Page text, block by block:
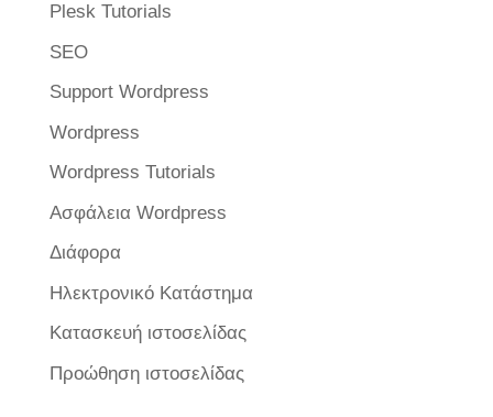
Plesk Tutorials
SEO
Support Wordpress
Wordpress
Wordpress Tutorials
Ασφάλεια Wordpress
Διάφορα
Ηλεκτρονικό Κατάστημα
Κατασκευή ιστοσελίδας
Προώθηση ιστοσελίδας